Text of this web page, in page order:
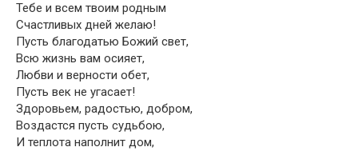
Тебе и всем твоим родным
Счастливых дней желаю!
Пусть благодатью Божий свет,
Всю жизнь вам осияет,
Любви и верности обет,
Пусть век не угасает!
Здоровьем, радостью, добром,
Воздастся пусть судьбою,
И теплота наполнит дом,